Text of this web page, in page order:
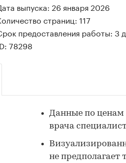
выпуска: 26 января 2026
страниц: 117
предоставления работы: 3
78298
Данные по ценам
врача
не предполагает